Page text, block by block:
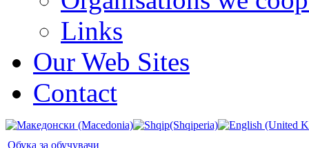
Links
Our Web Sites
Contact
Oбука за обучувачи